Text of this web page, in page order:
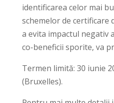
identificarea celor mai
schemelor de certificare
a evita impactul negativ
co-beneficii sporite, va
Termen limită: 30 iunie
(Bruxelles).